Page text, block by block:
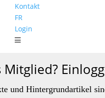
Kontakt
FR
Login
Mitglied?
und Hintergrundartikel